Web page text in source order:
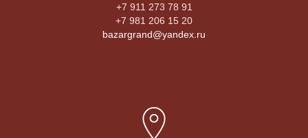
+7 911 273 78 91
+7 981 206 15 20
bazargrand@yandex.ru